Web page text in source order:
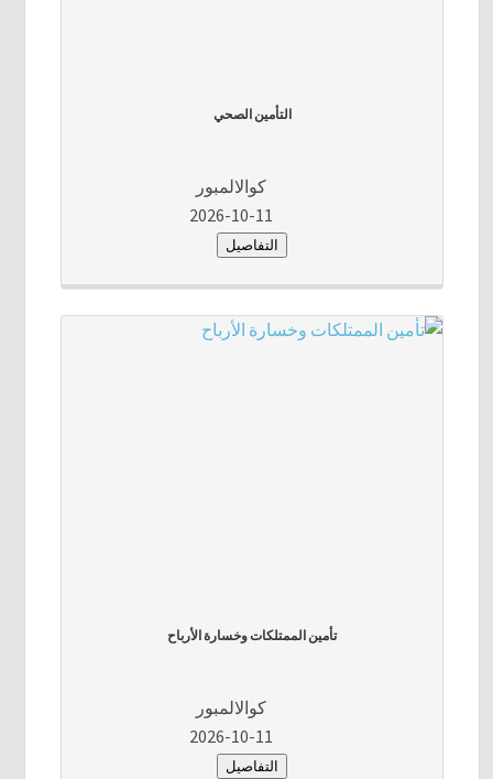
التأمين الصحي
كوالالمبور
2026-10-11
التفاصيل
تأمين الممتلكات وخسارة الأرباح
كوالالمبور
2026-10-11
التفاصيل